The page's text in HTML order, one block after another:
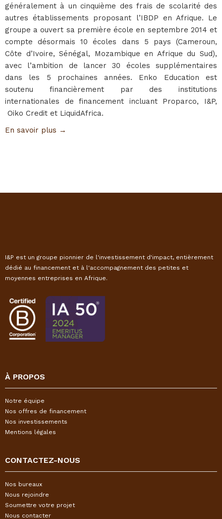
généralement à un cinquième des frais de scolarité des
autres établissements proposant l’IBDP en Afrique. Le
groupe a ouvert sa première école en septembre 2014 et
compte désormais 10 écoles dans 5 pays (Cameroun,
Côte d’Ivoire, Sénégal, Mozambique en Afrique du Sud),
avec l’ambition de lancer 30 écoles supplémentaires
dans les 5 prochaines années. Enko Education est
soutenu financièrement par des institutions
internationales de financement incluant Proparco, I&P,
Oiko Credit et LiquidAfrica.
En savoir plus →
I&P est un groupe pionnier de l'investissement d'impact, entièrement
dédié au financement et à l'accompagnement des petites et
moyennes entreprises en Afrique.
À PROPOS
Notre équipe
Nos offres de financement
Nos investissements
Mentions légales
CONTACTEZ-NOUS
Nos bureaux
Nous rejoindre
Soumettre votre projet
Nous contacter